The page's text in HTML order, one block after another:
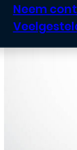
Neem